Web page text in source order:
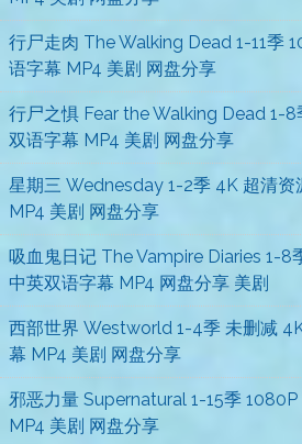
行尸走肉 The Walking Dead 1-11季
语字幕 MP4 美剧 网盘分享
行尸之惧 Fear the Walking Dead 1-
双语字幕 MP4 美剧 网盘分享
星期三 Wednesday 1-2季 4K 超清资
MP4 美剧 网盘分享
吸血鬼日记 The Vampire Diaries 1-8
中英双语字幕 MP4 网盘分享 美剧
西部世界 Westworld 1-4季 未删减
幕 MP4 美剧 网盘分享
邪恶力量 Supernatural 1-15季
MP4 美剧 网盘分享